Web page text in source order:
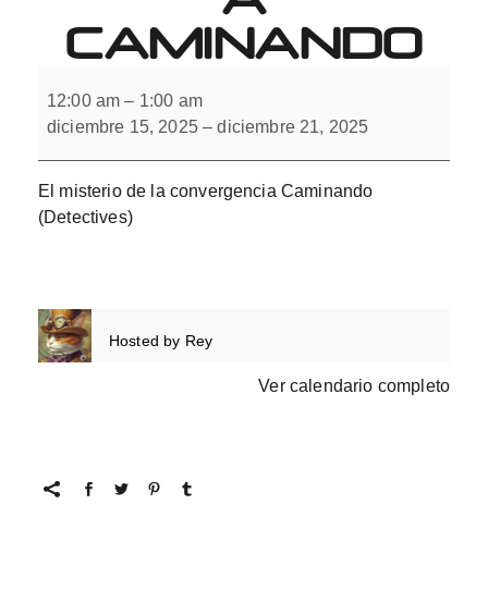
CAMINANDO
misterio
de
la
Caminando
12:00 am – 1:00 am
diciembre 15, 2025 –diciembre 21, 2025
El misterio de la convergencia Caminando
(Detectives)
Hosted by Rey
Ver calendario completo